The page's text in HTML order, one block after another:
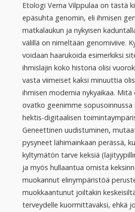
Etologi Verna Vilppulaa on tästä
epäsuhta genomin, eli ihmisen
matkalaukun ja nykyisen
välillä on nimeltään genomiviive.
voidaan haarukoida esimerkiksi
ihmislajin koko historia olisi
vasta viimeiset kaksi minuuttia
ihmisen modernia nykyaikaa.
ovatko geenimme sopusoinnussa
hektis-digitaalisen
Geneettinen uudistuminen,
pysyneet lähimainkaan perässä,
kyltymätön tarve keksiä
ja myös hullaantua omista
muokannut elinympäristöä
muokkaantunut joiltakin
terveydelle kuormittavaksi, ehkä